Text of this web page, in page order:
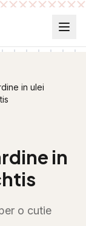
in ulei
in
o cutie